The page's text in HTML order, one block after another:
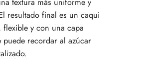
resultado final es un caqui
flexible y con una capa
puede recordar al azúcar